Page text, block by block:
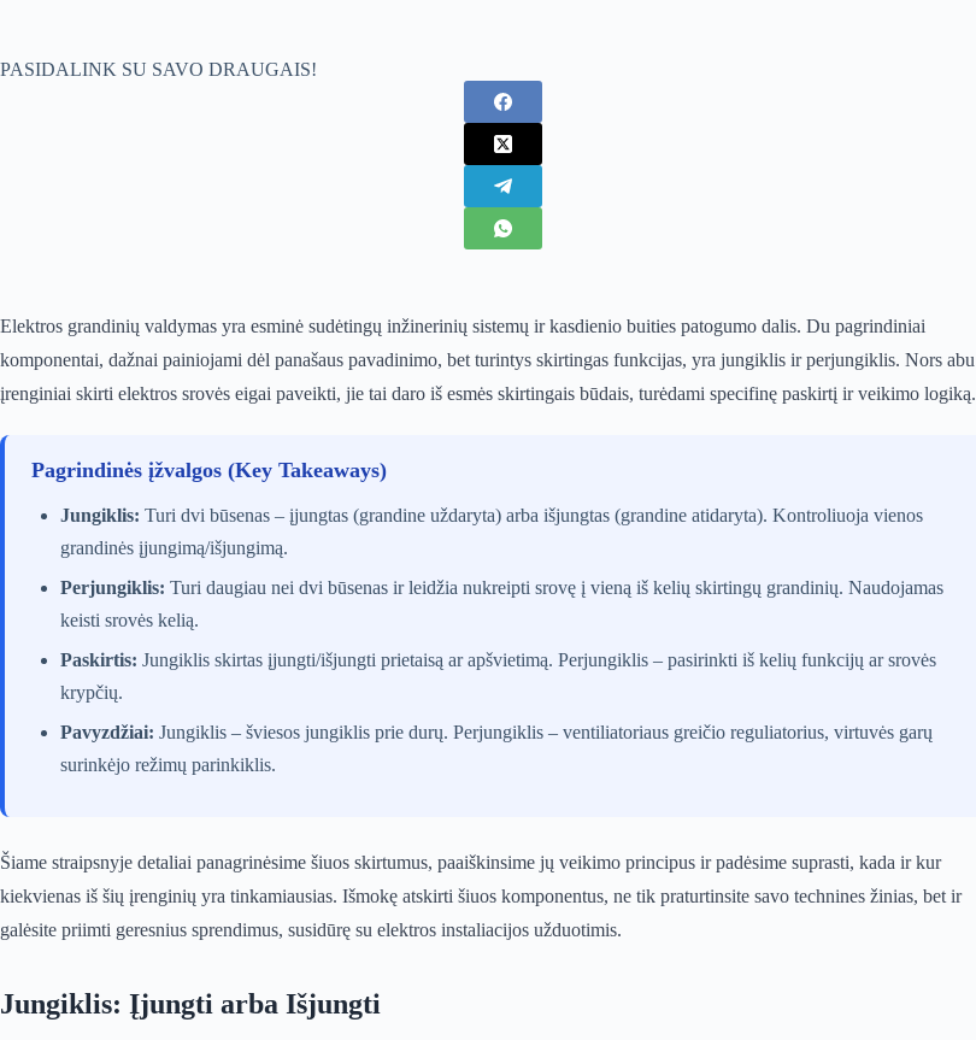
PASIDALINK SU SAVO DRAUGAIS!
Elektros grandinių valdymas yra esminė sudėtingų inžinerinių sistemų ir kasdienio buities patogumo dalis. Du pagrindiniai
komponentai, dažnai painiojami dėl panašaus pavadinimo, bet turintys skirtingas funkcijas, yra jungiklis ir perjungiklis. Nors abu
įrenginiai skirti elektros srovės eigai paveikti, jie tai daro iš esmės skirtingais būdais, turėdami specifinę paskirtį ir veikimo logiką.
Pagrindinės įžvalgos (Key Takeaways)
Jungiklis: Turi dvi būsenas – įjungtas (grandine uždaryta) arba išjungtas (grandine atidaryta). Kontroliuoja vienos
grandinės įjungimą/išjungimą.
Perjungiklis: Turi daugiau nei dvi būsenas ir leidžia nukreipti srovę į vieną iš kelių skirtingų grandinių. Naudojamas
keisti srovės kelią.
Paskirtis: Jungiklis skirtas įjungti/išjungti prietaisą ar apšvietimą. Perjungiklis – pasirinkti iš kelių funkcijų ar srovės
krypčių.
Pavyzdžiai: Jungiklis – šviesos jungiklis prie durų. Perjungiklis – ventiliatoriaus greičio reguliatorius, virtuvės garų
surinkėjo režimų parinkiklis.
Šiame straipsnyje detaliai panagrinėsime šiuos skirtumus, paaiškinsime jų veikimo principus ir padėsime suprasti, kada ir kur
kiekvienas iš šių įrenginių yra tinkamiausias. Išmokę atskirti šiuos komponentus, ne tik praturtinsite savo technines žinias, bet ir
galėsite priimti geresnius sprendimus, susidūrę su elektros instaliacijos užduotimis.
Jungiklis: Įjungti arba Išjungti